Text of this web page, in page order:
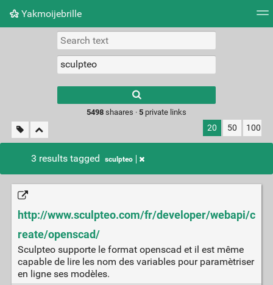
Yakmoijebrille
Picture wall
results.
5498shaares · 5private links
20 50 100
3 results tagged sculpteo
http://www.sculpteo.com/fr/developer/webapi/c
reate/openscad/
Sculpteo supporte le format openscad et il est même
capable de lire les nom des variables pour paramètriser
en ligne ses modèles.